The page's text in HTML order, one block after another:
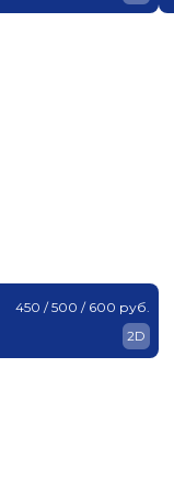
450 / 500 / 600 руб.
2D